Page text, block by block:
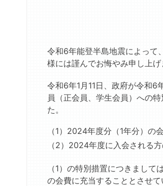
令和6年能登半島地震によって
様には謹んでお悔やみ申し上げ
令和6年1月11日、政府が令和6
員（正会員、学生会員）への
た。
（1） 2024年度分（1年分）の
（2） 2024年度に入会される
（1）の特別措置につきまし
の会費に充当することとさせて